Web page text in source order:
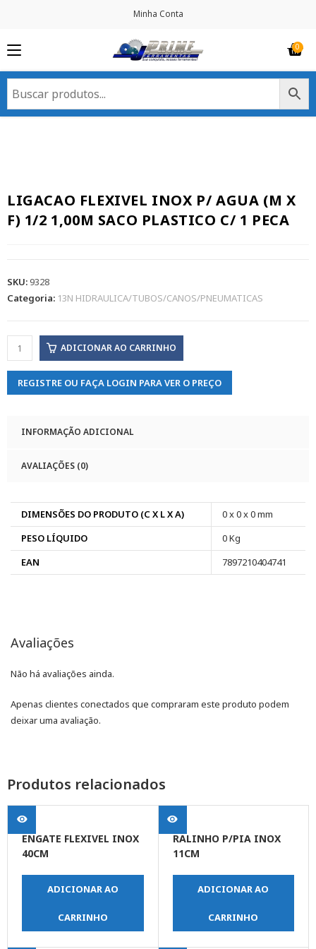
Minha Conta
LIGACAO FLEXIVEL INOX P/ AGUA (M X
F) 1/2 1,00M SACO PLASTICO C/ 1 PECA
SKU:9328
Categoria: 13N HIDRAULICA/TUBOS/CANOS/PNEUMATICAS
ADICIONAR AO CARRINHO
REGISTRE OU FAÇA LOGIN PARA VER O PREÇO
INFORMAÇÃO ADICIONAL
AVALIAÇÕES (0)
DIMENSÕES DO PRODUTO (C X L X A)
0 x 0 x 0 mm
PESO LÍQUIDO
0 Kg
EAN
7897210404741
Avaliações
Não há avaliações ainda.
Apenas clientes conectados que compraram este produto podem
deixar uma avaliação.
Produtos relacionados
ENGATE FLEXIVEL INOX
40CM
ADICIONAR AO
CARRINHO
RALINHO P/PIA INOX
11CM
ADICIONAR AO
CARRINHO